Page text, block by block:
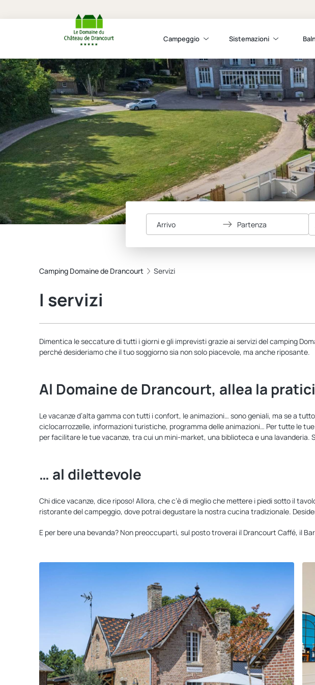
Campeggio Sistemazioni
Arrivo Partenza
Camping Domaine de Drancourt Servizi
I servizi
Dimentica le seccature di tutti i giorni e gli imprevisti grazie ai servizi del camping
perché desideriamo che il tuo soggiorno sia non solo piacevole, ma anche riposante.
Al Domaine de Drancourt, allea la
Le vacanze d’alta gamma con tutti i confort, le animazioni… sono geniali, ma se a
ciclocarrozzelle, informazioni turistiche, programma delle animazioni… Per tutte le
per facilitare le tue vacanze, tra cui un mini-market, una biblioteca e una lavanderia.
… al dilettevole
Chi dice vacanze, dice riposo! Allora, che c’è di meglio che mettere i piedi sotto il
ristorante del campeggio, dove potrai degustare la nostra cucina tradizionale.
E per bere una bevanda? Non preoccuparti, sul posto troverai il Drancourt Caffé, il